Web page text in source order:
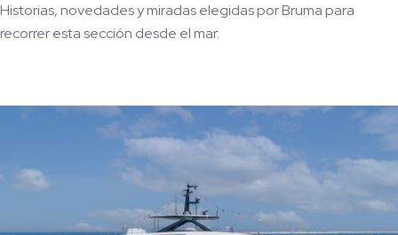
Historias, novedades y miradas elegidas por Bruma para
recorrer esta sección desde el mar.